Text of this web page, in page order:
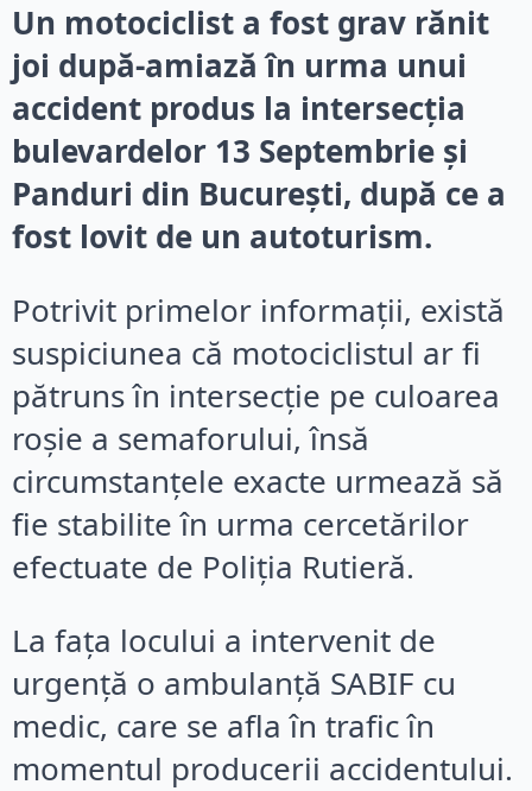
Un motociclist a fost grav rănit
joi după-amiază în urma unui
accident produs la intersecția
bulevardelor 13 Septembrie și
Panduri din București, după ce a
fost lovit de un autoturism.
Potrivit primelor informații, există
suspiciunea că motociclistul ar fi
pătruns în intersecție pe culoarea
roșie a semaforului, însă
circumstanțele exacte urmează să
fie stabilite în urma cercetărilor
efectuate de Poliția Rutieră.
La fața locului a intervenit de
urgență o ambulanță SABIF cu
medic, care se afla în trafic în
momentul producerii accidentului.